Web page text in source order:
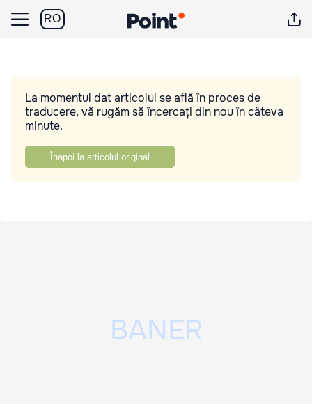
RO
La momentul dat articolul se află în proces de
traducere, vă rugăm să încercați din nou în câteva
minute.
Înapoi la articolul original